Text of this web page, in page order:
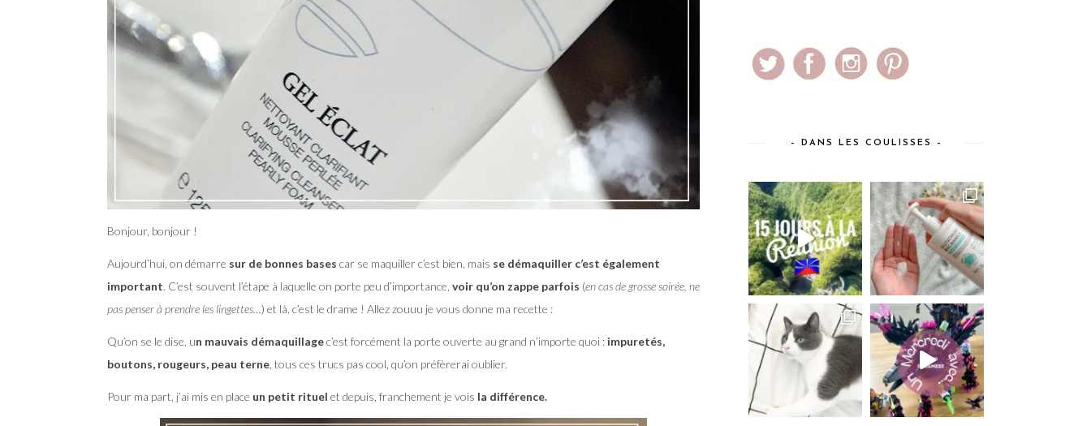
Bonjour, bonjour !
Aujourd’hui, on démarre sur de bonnes bases car se maquiller c’est bien, mais se démaquiller c’est également
important. C’est souvent l’étape à laquelle on porte peu d’importance, voir qu’on zappe parfois (en cas de grosse soirée, ne
pas penser à prendre les lingettes…) et là, c’est le drame ! Allez zouuu je vous donne ma recette :
Qu’on se le dise, un mauvais démaquillagec’est forcément la porte ouverte au grand n’importe quoi : impuretés,
boutons, rougeurs, peau terne , tous ces trucs pas cool, qu’on préfèrerai oublier.
Pour ma part, j’ai mis en place un petit rituel et depuis, franchement je vois la différence.
– DANS LES COULISSES –